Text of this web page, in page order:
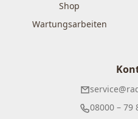
Shop
Wartungsarbeiten
08000 – 79